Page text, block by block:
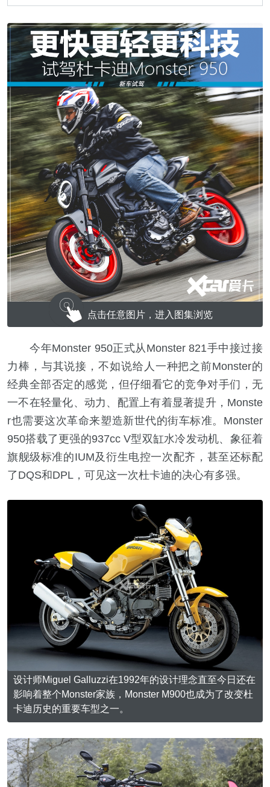
点击任意图片，进入图集浏览
今年Monster 950正式从Monster 821手中接过接
力棒，与其说接，不如说给人一种把之前Monster的
经典全部否定的感觉，但仔细看它的竞争对手们，无
一不在轻量化、动力、配置上有着显著提升，Monste
r也需要这次革命来塑造新世代的街车标准。Monster
950搭载了更强的937cc V型双缸水冷发动机、象征着
旗舰级标准的IUM及衍生电控一次配齐，甚至还标配
了DQS和DPL，可见这一次杜卡迪的决心有多强。
设计师Miguel Galluzzi在1992年的设计理念直至今日还在
影响着整个Monster家族，Monster M900也成为了改变杜
卡迪历史的重要车型之一。